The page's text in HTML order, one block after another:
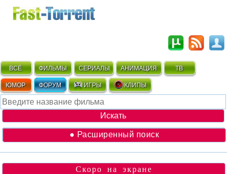
ВСЁ ФИЛЬМЫ СЕРИАЛЫ АНИМАЦИЯ ТВ
ЮМОР ФОРУМ ИГРЫ КЛИПЫ
● Расширенный поиск
Скоро на экране